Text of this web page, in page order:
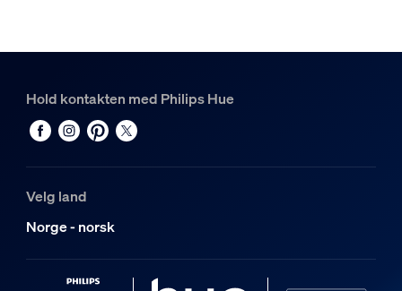
Hold kontakten med Philips Hue
Velg land
Norge - norsk